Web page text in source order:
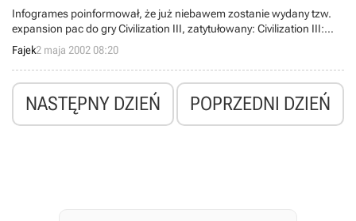
nieujawnioną grę. Wszystko wskazuje na to, że będzie to Fallout
Fantasy, który przed miesiącem pojawił się w planie wydawniczym
Virgin Interactive.
Infogrames poinformował, że już niebawem zostanie wydany tzw.
expansion pac do gry Civilization III, zatytułowany: Civilization III:
Play the World.
Fajek2 maja 2002 08:20
NASTĘPNY DZIEŃ POPRZEDNI DZIEŃ